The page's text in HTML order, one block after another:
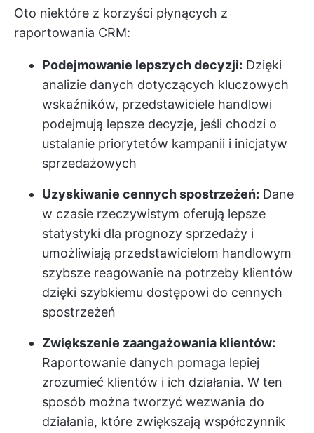
Oto niektóre z korzyści płynących z
raportowania CRM:
Podejmowanie lepszych decyzji: Dzięki
analizie danych dotyczących kluczowych
wskaźników, przedstawiciele handlowi
podejmują lepsze decyzje, jeśli chodzi o
ustalanie priorytetów kampanii i inicjatyw
sprzedażowych
Uzyskiwanie cennych spostrzeżeń: Dane
w czasie rzeczywistym oferują lepsze
statystyki dla prognozy sprzedaży i
umożliwiają przedstawicielom handlowym
szybsze reagowanie na potrzeby klientów
dzięki szybkiemu dostępowi do cennych
spostrzeżeń
Zwiększenie zaangażowania klientów:
Raportowanie danych pomaga lepiej
zrozumieć klientów i ich działania. W ten
sposób można tworzyć wezwania do
działania, które zwiększają współczynnik